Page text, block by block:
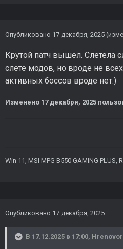
Опубликовано 17 декабря, 2025
Крутой патч вышел. Слетела
слете модов, но вроде не
активных боссов вроде нет.)
Изменено 17 декабря, 2025
Win 11, MSI MPG B550 GAMING
Опубликовано 17 декабря, 2025
В 17.12.2025 в 17:00, Hrenovor